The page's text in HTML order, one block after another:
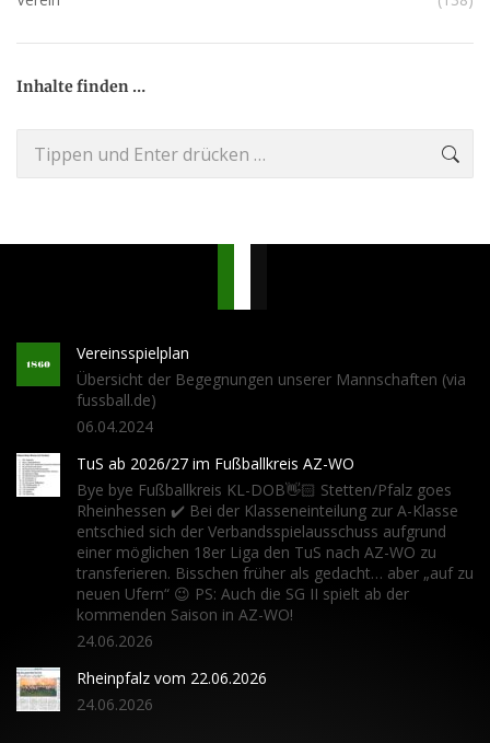
Inhalte finden …
Vereinsspielplan
Übersicht der Begegnungen unserer Mannschaften (via
fussball.de)
06.04.2024
TuS ab 2026/27 im Fußballkreis AZ-WO
Bye bye Fußballkreis KL-DOB👋🏻 Stetten/Pfalz goes
Rheinhessen ✔️ Bei der Klasseneinteilung zur A-Klasse
entschied sich der Verbandsspielausschuss aufgrund
einer möglichen 18er Liga den TuS nach AZ-WO zu
transferieren. Bisschen früher als gedacht… aber „auf zu
neuen Ufern“ 😉 PS: Auch die SG II spielt ab der
kommenden Saison in AZ-WO!
24.06.2026
Rheinpfalz vom 22.06.2026
24.06.2026